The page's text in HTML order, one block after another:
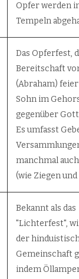
Opfer werden
Tempeln
Das Opferfest,
Bereitschaft
(Abraham)
Sohn im
gegenüber
Es umfasst
manchmal
(wie Ziegen und
Bekannt als das
"Lichterfest",
der
Gemeinschaft
indem